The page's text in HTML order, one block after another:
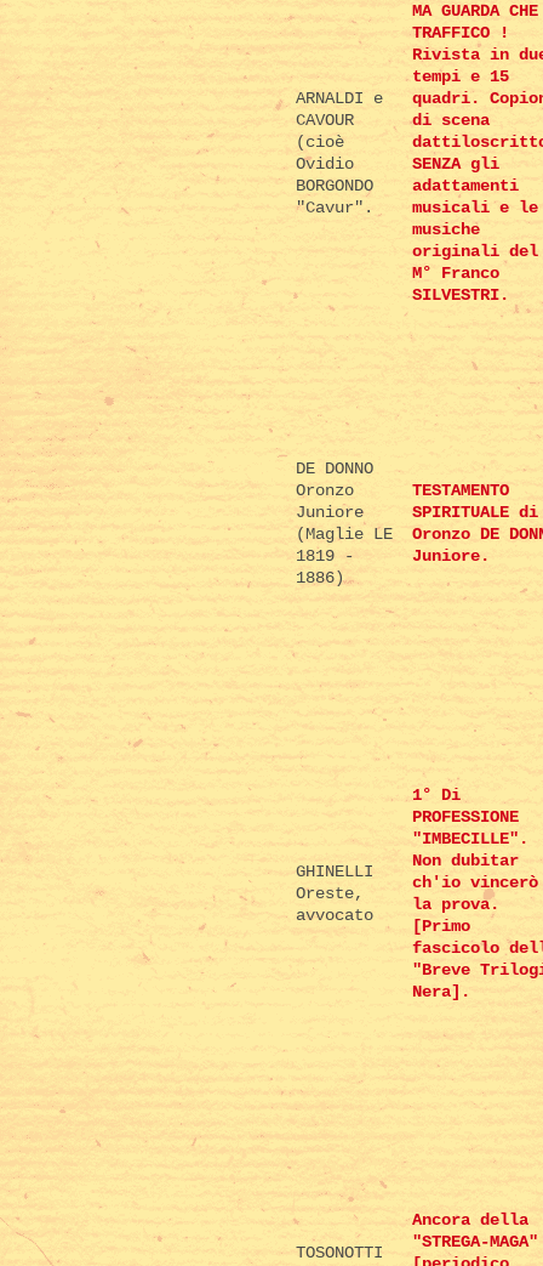
ARNALDI e
CAVOUR
(cioè
Ovidio
BORGONDO
"Cavur".
MA GUARDA CHE
TRAFFICO !
Rivista in
tempi e 15
quadri.
di scena
SENZA gli
adattamenti
musicali e le
musiche
originali del
M° Franco
SILVESTRI.
DE DONNO
Oronzo
Juniore
(Maglie LE
1819 -
1886)
TESTAMENTO
SPIRITUALE di
Oronzo DE
Juniore.
GHINELLI
Oreste,
avvocato
1° Di
PROFESSIONE
"IMBECILLE".
Non dubitar
ch'io vincerò
la prova.
[Primo
fascicolo
"Breve
Nera].
TOSONOTTI
Ancora della
"STREGA-MAGA"